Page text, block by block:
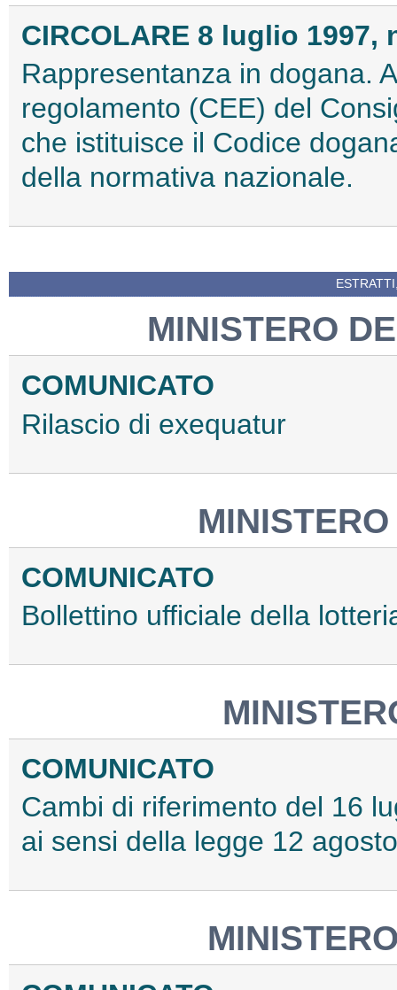
CIRCOLARE 8 luglio 1997,
Rappresentanza in dogana.
regolamento (CEE) del
che istituisce il Codice
della normativa nazionale.
MINISTERO
COMUNICATO
Rilascio di exequatur
COMUNICATO
Bollettino ufficiale della
COMUNICATO
Cambi di riferimento del 16
ai sensi della legge 12